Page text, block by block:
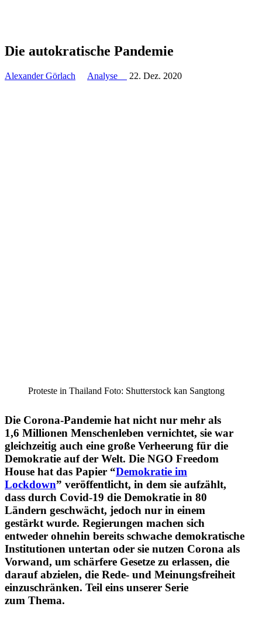
Die autokra­tische Pandemie
Alexander Görlach Analyse 22. Dez. 2020
Proteste in Thailand Foto: Shutter­stock kan Sangtong
Die Corona-Pandemie hat nicht nur mehr als
1,6 Millionen Menschen­leben vernichtet, sie war
gleich­zeitig auch eine große Verheerung für die
Demokratie auf der Welt. Die NGO Freedom
House hat das Papier “Demokratie im
Lockdown” veröf­fent­licht, in dem sie aufzählt,
dass durch Covid-19 die Demokratie in 80
Ländern geschwächt, jedoch nur in einem
gestärkt wurde. Regie­rungen machen sich
entweder ohnehin bereits schwache demokra­tische
Insti­tu­tionen untertan oder sie nutzen Corona als
Vorwand, um schärfere Gesetze zu erlassen, die
darauf abzielen, die Rede- und Meinungs­freiheit
einzu­schränken. Teil eins unserer Serie
zum Thema.